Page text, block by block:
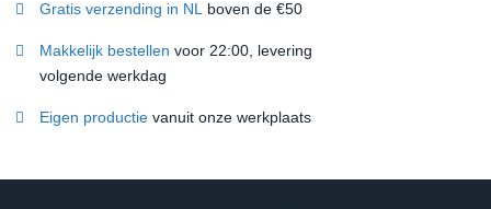
Gratis verzending in NL boven de €50
Makkelijk bestellen voor 22:00, levering
volgende werkdag
Eigen productie vanuit onze werkplaats